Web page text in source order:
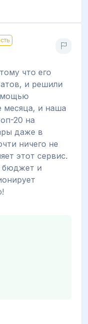
что его
и решили
и наша
20 на
даже в
ничего не
этот сервис.
бюджет и